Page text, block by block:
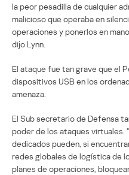
la peor pesadilla de cualquier
malicioso que operaba en
operaciones y ponerlos en
dijo Lynn.
El ataque fue tan grave que el
dispositivos USB en los
amenaza.
El Sub secretario de Defensa
poder de los ataques virtuales.
dedicados pueden, si
redes globales de logística de
planes de operaciones,